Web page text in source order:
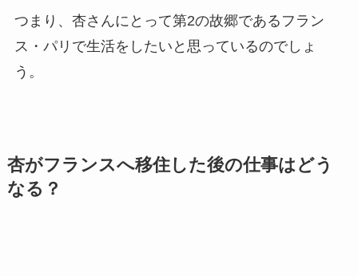
つまり、杏さんにとって第2の故郷であるフラン
ス・パリで生活をしたいと思っているのでしょ
う。
杏がフランスへ移住した後の仕事はどう
なる？